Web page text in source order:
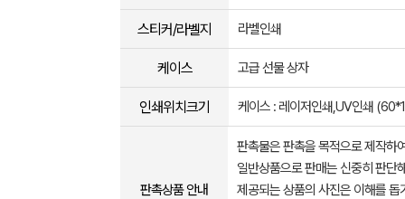
스티커/라벨지 라벨인쇄
케이스 고급 선물 상자
인쇄위치크기 케이스 : 레이저인쇄,UV인쇄
판촉상품 안내
판촉물은 판촉을 목적으로 제작하
일반상품으로 판매는 신중히 판단
제공되는 상품의 사진은 이해를